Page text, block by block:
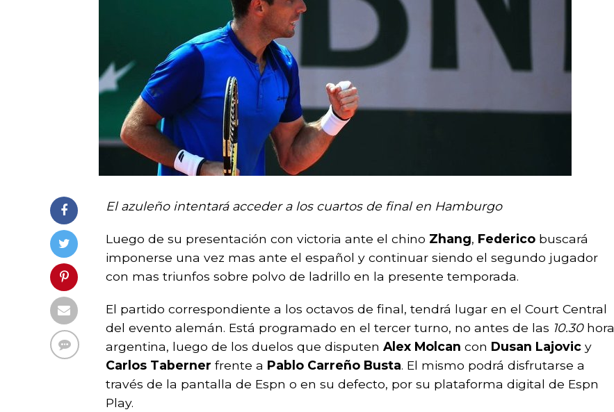
El azuleño intentará acceder a los cuartos de final en Hamburgo
Luego de su presentación con victoria ante el chino Zhang, Federico buscará
imponerse una vez mas ante el español y continuar siendo el segundo jugador
con mas triunfos sobre polvo de ladrillo en la presente temporada.
El partido correspondiente a los octavos de final, tendrá lugar en el Court Central
del evento alemán. Está programado en el tercer turno, no antes de las 10.30hora
argentina, luego de los duelos que disputen Alex Molcan con Dusan Lajovic y
Carlos Taberner frente a Pablo Carreño Busta. El mismo podrá disfrutarse a
través de la pantalla de Espn o en su defecto, por su plataforma digital de Espn
Play.